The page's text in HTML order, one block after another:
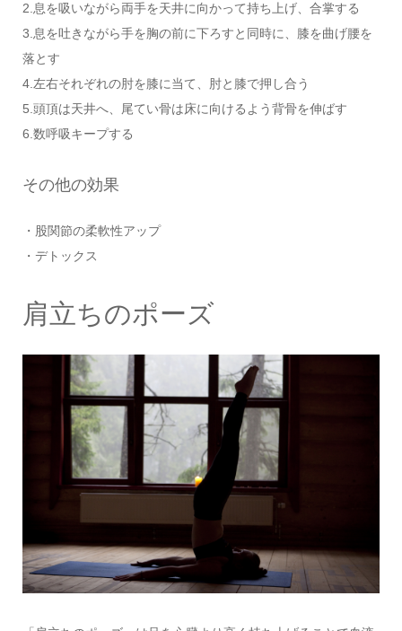
2.息を吸いながら両手を天井に向かって持ち上げ、合掌する
3.息を吐きながら手を胸の前に下ろすと同時に、膝を曲げ腰を
落とす
4.左右それぞれの肘を膝に当て、肘と膝で押し合う
5.頭頂は天井へ、尾てい骨は床に向けるよう背骨を伸ばす
6.数呼吸キープする
その他の効果
・股関節の柔軟性アップ
・デトックス
肩立ちのポーズ